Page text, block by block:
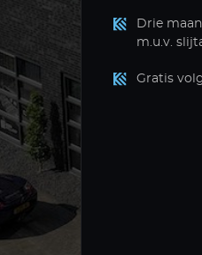
Drie
m.u.v.
Gratis